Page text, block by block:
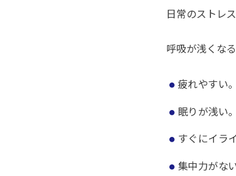
日常のストレ
呼吸が浅くな
疲れやすい。
眠りが浅い。
すぐにイラ
集中力がない